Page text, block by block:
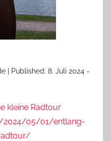
Published: 8. Juli 2024 -
kleine Radtour
2024/05/01/entlang-